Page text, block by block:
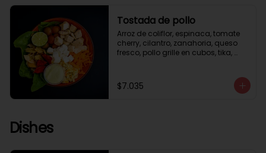
Tostada de pollo
Arroz de coliflor, espinaca, tomate
cherry, cilantro, zanahoria, queso
fresco, pollo grille en cubos, tika,
$7.035
Dishes